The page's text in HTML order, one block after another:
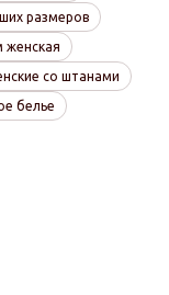
размеров
женская
со штанами
белье